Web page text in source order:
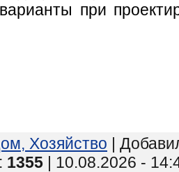
при
Хозяйство |
: 1355 | 10.08.2026 -